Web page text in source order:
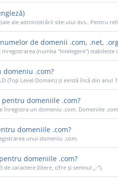
ale administrării site-ului dvs.. Pentru
de domenii .com, .net,
(numita "Intelegere") stabileste
domeniu .com?
(Top Level Domain) și există încă din anul
domeniile .com?
înregistra un domeniu .com. Domeniile
domeniile .com?
unui domeniu .com.
domeniile .com?
caractere (litere, cifre și semnul „-”).